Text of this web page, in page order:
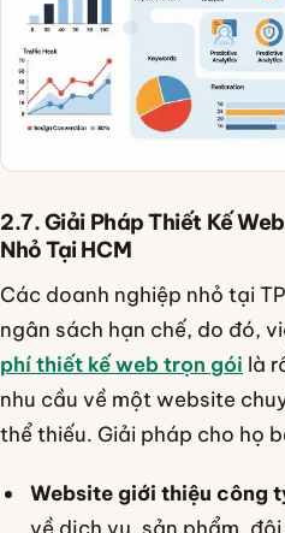
2.7. Giải Pháp Thiết Kế
Nhỏ Tại HCM
Các doanh nghiệp nhỏ tại
ngân sách hạn chế, do đó,
phí thiết kế web trọn gói là
nhu cầu về một website
thể thiếu. Giải pháp cho họ
Website giới thiệu công
về dịch vụ, sản phẩm, đội